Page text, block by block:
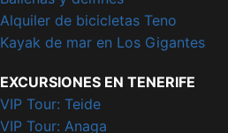
Alquiler de bicicletas Teno
Kayak de mar en Los Gigantes
EXCURSIONES EN TENERIFE
VIP Tour: Teide
VIP Tour: Anaga